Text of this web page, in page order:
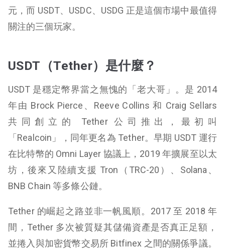
元，而 USDT、USDC、USDG 正是這個市場中最值得
關注的三個玩家。
USDT（Tether）是什麼？
USDT 是穩定幣界當之無愧的「老大哥」。是 2014
年由 Brock Pierce、Reeve Collins 和 Craig Sellars
共同創立的 Tether 公司推出，最初叫
「Realcoin」，同年更名為 Tether。早期 USDT 運行
在比特幣的 Omni Layer 協議上，2019 年擴展至以太
坊，後來又陸續支援 Tron（TRC-20）、Solana、
BNB Chain 等多條公鏈。
Tether 的崛起之路並非一帆風順。2017 至 2018 年
間，Tether 多次被質疑其儲備資產是否真正足額，
並捲入與加密貨幣交易所 Bitfinex 之間的關係爭議。